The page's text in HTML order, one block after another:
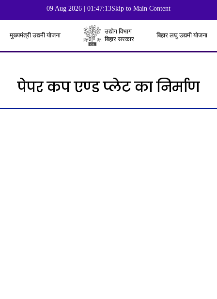
09 Aug 2026 | 01:47:15Skip to Main Content
मुख्यमंत्री उद्यमी योजना
उद्योग विभाग
बिहार सरकार
बिहार लघु उद्यमी योजना
पेपर कप एण्ड प्लेट का निर्माण